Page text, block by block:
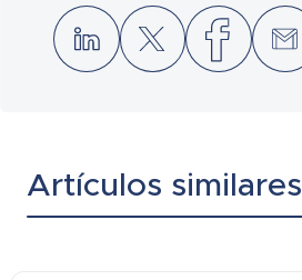
Artículos similares